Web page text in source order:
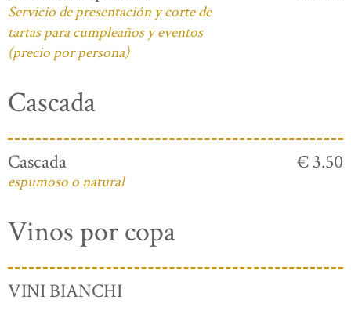
Servicio de presentación y corte de
tartas para cumpleaños y eventos
(precio por persona)
Cascada
Cascada
espumoso o natural
€ 3.50
Vinos por copa
VINI BIANCHI